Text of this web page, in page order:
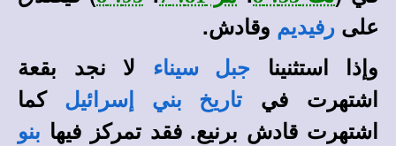
على رفيديم وقادش.
وإذا استثنينا
جبل سيناء
لا نجد بقعة
اشتهرت في
تاريخ بني إسرائيل
كما
اشتهرت قادش برنيع. فقد تمركز فيها بنو